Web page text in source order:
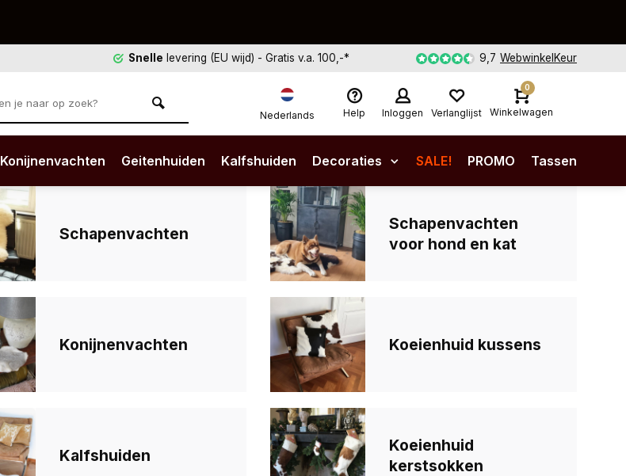
Snelle levering (EU wijd) - Gratis v.a. 100,-* 9,7 WebwinkelKeur
Nederlands Help Inloggen Verlanglijst
0
Winkelwagen
Konijnenvachten Geitenhuiden Kalfshuiden Decoraties SALE! PROMO Tassen
Schapenvachten
Schapenvachten
voor hond en kat
Konijnenvachten Koeienhuid kussens
Kalfshuiden
Koeienhuid
kerstsokken